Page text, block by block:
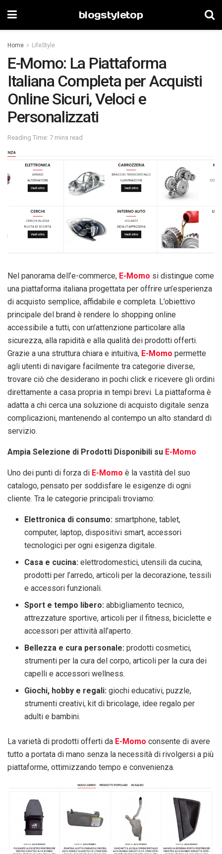
blogstyletop
Home LifeStyle
E-Momo: La Piattaforma
Italiana Completa per Acquisti
Online Sicuri, Veloci e
Personalizzati
Reading Time: 7 mins read
Nel panorama dell’e-commerce, E-Momo si distingue come
una piattaforma italiana progettata per offrire un’esperienza
di acquisto semplice, affidabile e completa. L’obiettivo
principale del brand è rendere lo shopping online
accessibile a tutti, con un’attenzione particolare alla
sicurezza, alla rapidità e alla qualità dei prodotti offerti.
Grazie a una struttura chiara e intuitiva, E-Momo permette
agli utenti di navigare facilmente tra categorie diverse,
trovare ciò che desiderano in pochi click e ricevere gli ordini
direttamente a casa propria in tempi brevi. La piattaforma è
adatta a chi cerca una soluzione di acquisto digitale senza
complicazioni, mantenendo al contempo un alto standard di
servizio.
Ampia Selezione di Prodotti Disponibili su E-Momo
Uno dei punti di forza di E-Momo è la vastità del suo
catalogo, pensato per soddisfare le esigenze di ogni
cliente. Tra le categorie principali troviamo:
Elettronica di consumo: smartphone, tablet,
computer, laptop, dispositivi smart, accessori
tecnologici per ogni esigenza digitale.
Casa e cucina: elettrodomestici, utensili da cucina,
prodotti per l’arredo, articoli per la decorazione, tessili
e accessori funzionali.
Sport e tempo libero: abbigliamento tecnico,
attrezzature sportive, articoli per il fitness, biciclette e
accessori per attività all’aperto.
Bellezza e cura personale: prodotti cosmetici,
strumenti per la cura del corpo, articoli per la cura dei
capelli e accessori wellness.
Giochi, hobby e regali: giochi educativi, puzzle,
strumenti creativi, kit di bricolage, idee regalo per
adulti e bambini.
La varietà di prodotti offerti da E-Momo consente di avere
tutto a portata di mano senza la necessità di rivolgersi a più
piattaforme, ottimizzando tempo e convenienza.